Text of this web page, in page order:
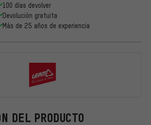
DEL PRODUCTO
100 días devolver
Devolución gratuita
Más de 25 años de experiencia